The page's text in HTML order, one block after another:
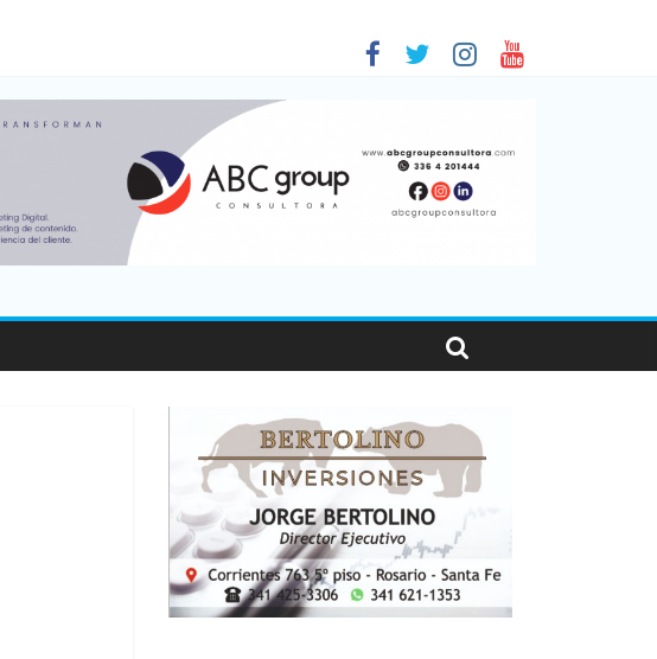
de personas viajaron por el país, un 5,9% más que en 2025